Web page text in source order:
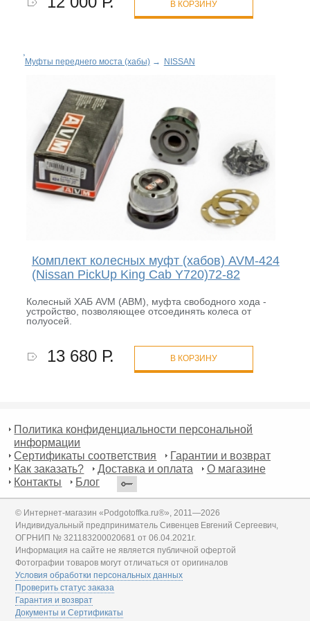
В КОРЗИНУ
Муфты переднего моста (хабы)→ NISSAN
Комплект колесных муфт (хабов) AVM-424
(Nissan PickUp King Cab Y720)72-82
Колесный ХАБ AVM (АВМ), муфта свободного хода -
устройство, позволяющее отсоединять колеса от
полуосей.
13 680 Р. В КОРЗИНУ
Политика конфиденциальности персональной
информации
Сертификаты соответствия
Гарантии и возврат
Как заказать?
Доставка и оплата
О магазине
Контакты
Блог
© Интернет-магазин «Podgotoffka.ru®», 2011—2026
Индивидуальный предприниматель Сивенцев Евгений Сергеевич,
ОГРНИП № 321183200020681 от 06.04.2021г.
Информация на сайте не является публичной офертой
Фотографии товаров могут отличаться от оригиналов
Условия обработки персональных данных
Проверить статус заказа
Гарантия и возврат
Документы и Сертификаты